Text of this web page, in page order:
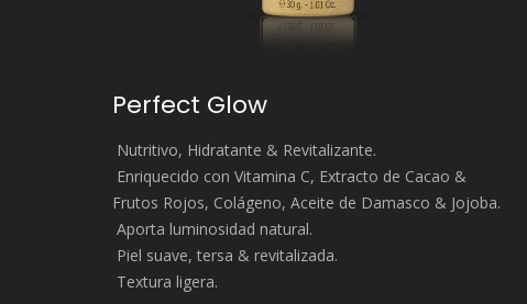
Perfect Glow
Nutritivo, Hidratante & Revitalizante.
Enriquecido con Vitamina C, Extracto de Cacao &
Frutos Rojos, Colágeno, Aceite de Damasco & Jojoba.
Aporta luminosidad natural.
Piel suave, tersa & revitalizada.
Textura ligera.